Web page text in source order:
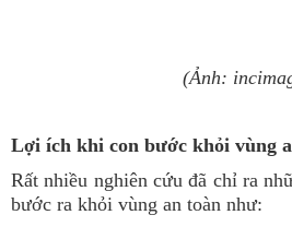
(Ảnh:
Lợi ích khi con bước khỏi vùng
Rất nhiều nghiên cứu đã chỉ ra
bước ra khỏi vùng an toàn như: